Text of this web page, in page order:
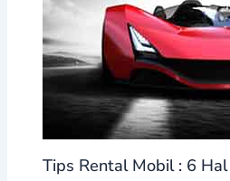
Tips Rental Mobil : 6